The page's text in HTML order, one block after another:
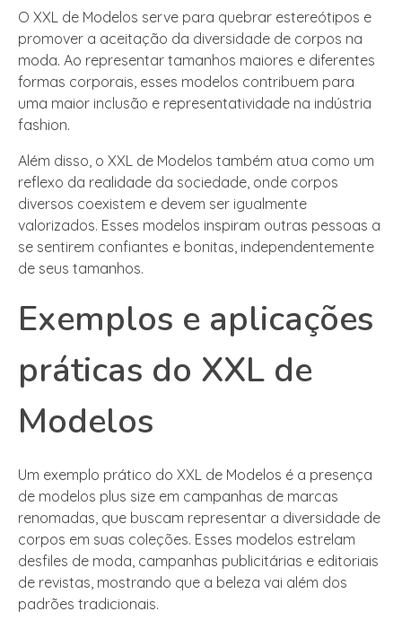
O XXL de Modelos serve para quebrar estereótipos e
promover a aceitação da diversidade de corpos na
moda. Ao representar tamanhos maiores e diferentes
formas corporais, esses modelos contribuem para
uma maior inclusão e representatividade na indústria
fashion.
Além disso, o XXL de Modelos também atua como um
reflexo da realidade da sociedade, onde corpos
diversos coexistem e devem ser igualmente
valorizados. Esses modelos inspiram outras pessoas a
se sentirem confiantes e bonitas, independentemente
de seus tamanhos.
Exemplos e aplicações
práticas do XXL de
Modelos
Um exemplo prático do XXL de Modelos é a presença
de modelos plus size em campanhas de marcas
renomadas, que buscam representar a diversidade de
corpos em suas coleções. Esses modelos estrelam
desfiles de moda, campanhas publicitárias e editoriais
de revistas, mostrando que a beleza vai além dos
padrões tradicionais.